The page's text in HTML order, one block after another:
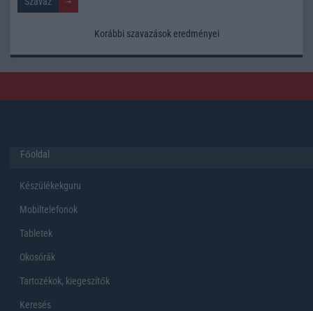
Korábbi szavazások eredményei
Főoldal
Készülékekguru
Mobiltelefonok
Tabletek
Okosórák
Tartozékok, kiegeszítők
Keresés